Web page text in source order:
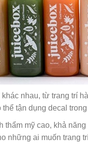
nhau, từ trang trí
tận dụng decal
mỹ cao, khả
những ai muốn trang